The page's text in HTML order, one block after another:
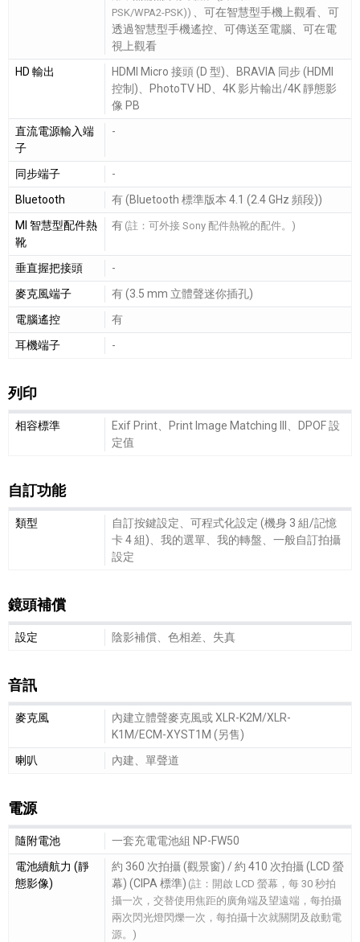
PSK/WPA2-PSK))
、可在智慧型手機上觀看、可
透過智慧型手機遙控、可傳送至電腦、可在電
視上觀看
HD 輸出
HDMI Micro 接頭 (D 型)、BRAVIA 同步 (HDMI
控制)、PhotoTV HD、4K 影片輸出/4K 靜態影
像 PB
直流電源輸入端
子
-
同步端子
-
Bluetooth
有 (Bluetooth 標準版本 4.1 (2.4 GHz 頻段))
MI 智慧型配件熱
靴
有 (註：可外接 Sony 配件熱靴的配件。)
垂直握把接頭
-
麥克風端子
有 (3.5 mm 立體聲迷你插孔)
電腦遙控
有
耳機端子
-
列印
列印細節敘述
相容標準
Exif Print、Print Image Matching III、DPOF 設
定值
自訂功能
自訂功能細節敘述
類型
自訂按鍵設定、可程式化設定 (機身 3 組/記憶
卡 4 組)、我的選單、我的轉盤、一般自訂拍攝
設定
鏡頭補償
鏡頭補償細節敘述
設定 陰影補償、色相差、失真
音訊
音訊細節敘述
麥克風
內建立體聲麥克風或 XLR-K2M/XLR-
K1M/ECM-XYST1M (另售)
喇叭
內建、單聲道
電源
電源細節敘述
隨附電池
一套充電電池組 NP-FW50
電池續航力 (靜
態影像)
約 360 次拍攝 (觀景窗) / 約 410 次拍攝 (LCD 螢
幕) (CIPA 標準) (註：開啟 LCD 螢幕，每 30 秒拍
攝一次，交替使用焦距的廣角端及望遠端，每拍攝
兩次閃光燈閃爍一次，每拍攝十次就關閉及啟動電
源。)